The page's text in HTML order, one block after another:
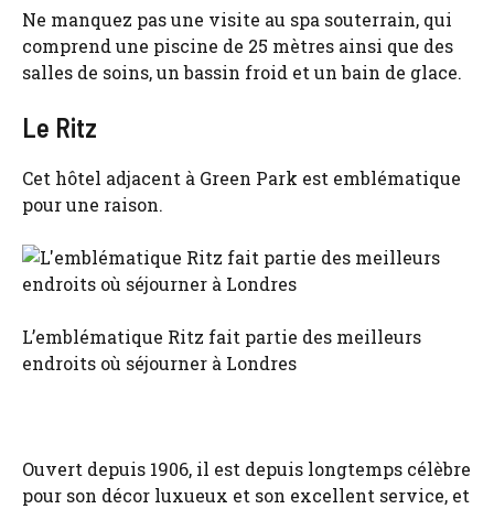
Ne manquez pas une visite au spa souterrain, qui
comprend une piscine de 25 mètres ainsi que des
salles de soins, un bassin froid et un bain de glace.
Le Ritz
Cet hôtel adjacent à Green Park est emblématique
pour une raison.
L’emblématique Ritz fait partie des meilleurs
endroits où séjourner à Londres
Ouvert depuis 1906, il est depuis longtemps célèbre
pour son décor luxueux et son excellent service, et